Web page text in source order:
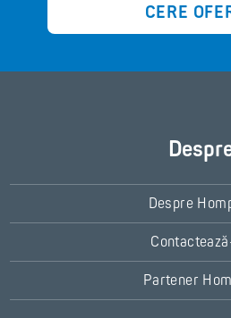
CERE
Despre
Partener